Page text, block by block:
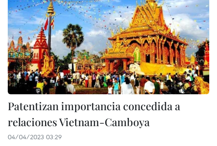
Patentizan importancia concedida a
relaciones Vietnam-Camboya
04/04/2023 03:29